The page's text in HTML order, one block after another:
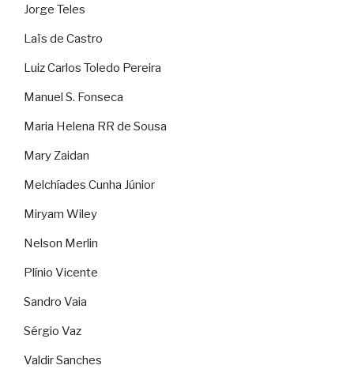
Jorge Teles
Laïs de Castro
Luiz Carlos Toledo Pereira
Manuel S. Fonseca
Maria Helena RR de Sousa
Mary Zaidan
Melchíades Cunha Júnior
Miryam Wiley
Nelson Merlin
Plínio Vicente
Sandro Vaia
Sérgio Vaz
Valdir Sanches